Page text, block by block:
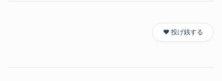
❤️ 投げ銭する